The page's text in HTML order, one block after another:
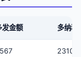
发金额 多纳税
2310.3